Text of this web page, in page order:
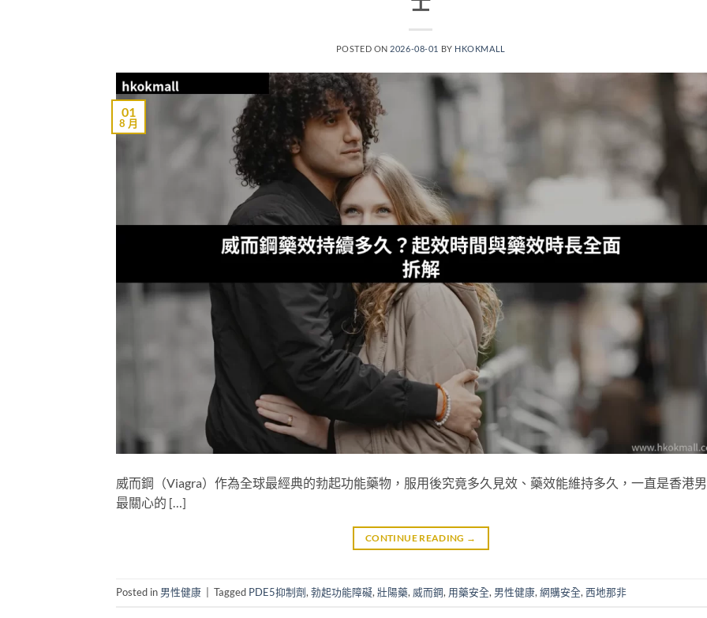
POSTED ON 2026-08-01 BY HKOKMALL
01
8 月
威而鋼（Viagra）作為全球最經典的勃起功能藥物，服用後究竟多久見效、藥效能維持多久，一直是香港
最關心的 […]
CONTINUE READING →
Posted in 男性健康 Tagged PDE5抑制劑,勃起功能障礙,壯陽藥, 威而鋼, 用藥安全, 男性健康,網購安全,西地那非